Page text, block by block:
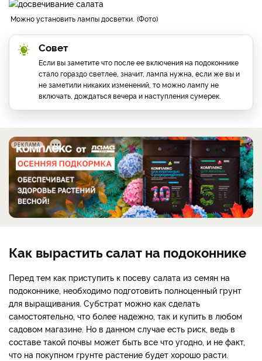
Можно установить лампы досветки. Фото
Совет
Если вы заметите что после ее включения на подоконнике
стало гораздо светлее, значит, лампа нужна, если же вы и
не заметили никаких изменений, то можно лампу не
включать, дождаться вечера и наступления сумерек.
РЕКЛАМА
Как вырастить салат на подоконнике
Перед тем как приступить к посеву салата из семян на
подоконнике, необходимо подготовить полноценный грунт
для выращивания. Субстрат можно как сделать
самостоятельно, что более надежно, так и купить в любом
садовом магазине. Но в данном случае есть риск, ведь в
составе такой почвы может быть все что угодно, и не факт,
что на покупном грунте растение будет хорошо расти.